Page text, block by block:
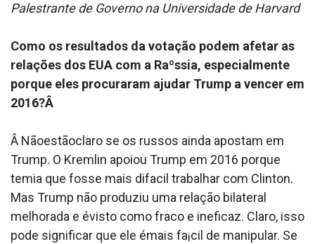
Palestrante de Governo na Universidade de Harvard
Como os resultados da votação podem afetar as
relações dos EUA com a Raºssia, especialmente
porque eles procuraram ajudar Trump a vencer em
2016?Â
Â Nãoestãoclaro se os russos ainda apostam em
Trump. O Kremlin apoiou Trump em 2016 porque
temia que fosse mais difa­cil trabalhar com Clinton.
Mas Trump não produziu uma relação bilateral
melhorada e évisto como fraco e ineficaz. Claro, isso
pode significar que ele émais fa¡cil de manipular. Se